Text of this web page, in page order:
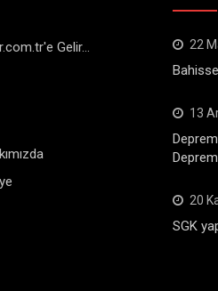
Gelir... 22
13
20
SGK